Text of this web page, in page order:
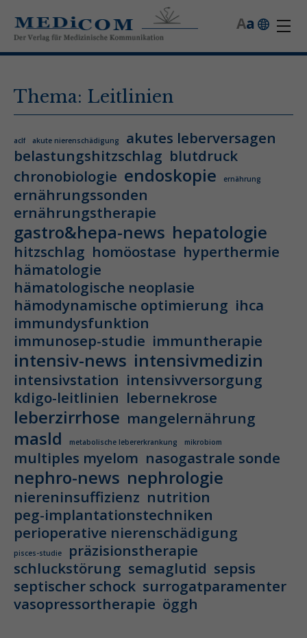
a
A
Thema: Leitlinien
aclf akute nierenschädigung
akutes leberversagen
belastungshitzschlag blutdruck
chronobiologie endoskopie ernährung
ernährungssonden
ernährungstherapie
gastro&hepa-news hepatologie
hitzschlag homöostase hyperthermie
hämatologie
hämatologische neoplasie
hämodynamische optimierung ihca
immundysfunktion
immunosep-studie immuntherapie
intensiv-news intensivmedizin
intensivstation intensivversorgung
kdigo-leitlinien lebernekrose
leberzirrhose mangelernährung
masld metabolische lebererkrankung mikrobiom
multiples myelom nasogastrale sonde
nephro-news nephrologie
niereninsuffizienz nutrition
peg-implantationstechniken
perioperative nierenschädigung
pisces-studie
präzisionstherapie
schluckstörung semaglutid sepsis
septischer schock surrogatparamenter
vasopressortherapie öggh